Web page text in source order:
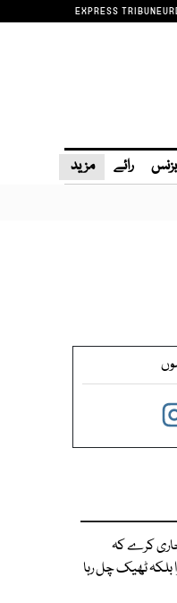
EXPRESS TRIBUNE
بزنس رائے مزید
کرے کہ
بلکہ ٹھیک چل رہا